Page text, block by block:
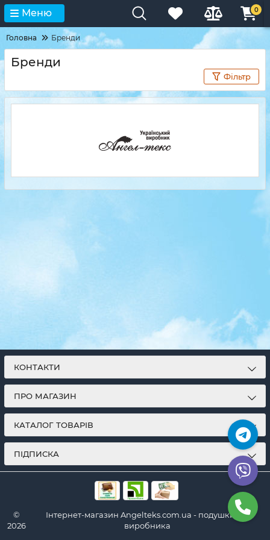
Меню 0
Головна Бренди
Бренди
Фільтр
КОНТАКТИ
ПРО МАГАЗИН
КАТАЛОГ ТОВАРІВ
ПІДПИСКА
©
2026
Інтернет-магазин Angelteks.com.ua - подушки від
виробника